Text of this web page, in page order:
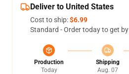
Deliver to United States
Cost to ship:$6.99
Standard - Order today to get by
Production
Today
Shipping
Aug. 07